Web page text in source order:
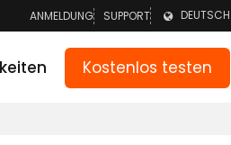
ANMELDUNG
ANMELDEN TEAM
ELTERN
SUPPORT DEUTSCH
NEDERLANDS
ENGLISH
Kostenlos testen